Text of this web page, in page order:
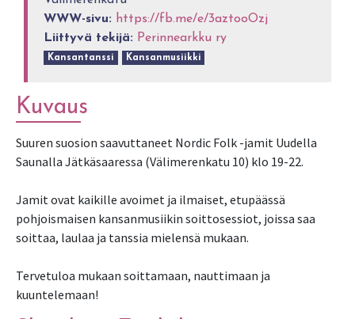
WWW-sivu: https://fb.me/e/3aztooOzj
Liittyvä tekijä: Perinnearkku ry
Kansantanssi Kansanmusiikki
Kuvaus
Suuren suosion saavuttaneet Nordic Folk -jamit Uudella
Saunalla Jätkäsaaressa (Välimerenkatu 10) klo 19-22.
Jamit ovat kaikille avoimet ja ilmaiset, etupäässä
pohjoismaisen kansanmusiikin soittosessiot, joissa saa
soittaa, laulaa ja tanssia mielensä mukaan.
Tervetuloa mukaan soittamaan, nauttimaan ja
kuuntelemaan!